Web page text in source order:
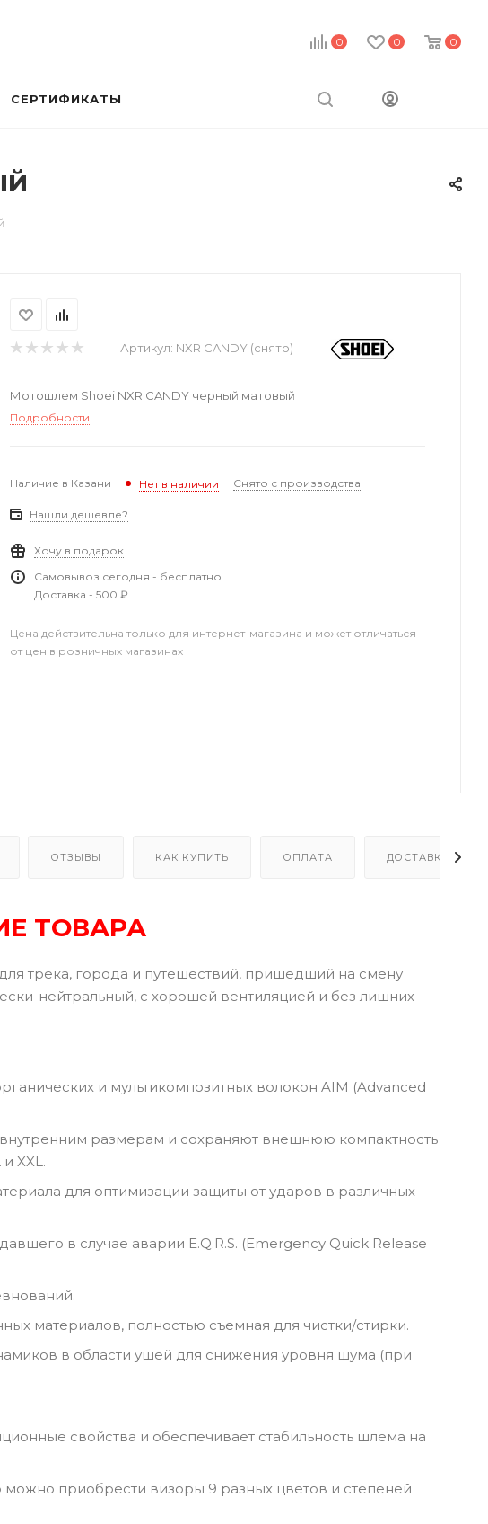
0 0 0
СЕРТИФИКАТЫ
Артикул: NXR CANDY (снято)
Мотошлем Shoei NXR CANDY черный матовый
Подробности
Наличие в Казани Нет в наличии Снято с производства
Нашли дешевле?
Хочу в подарок
Самовывоз сегодня - бесплатно
Доставка - 500 ₽
Цена действительна только для интернет-магазина и может отличаться
от цен в розничных магазинах
ОТЗЫВЫ КАК КУПИТЬ ОПЛАТА ДОСТАВКА
ТОВАРА
трека, города и путешествий, пришедший на смену
нейтральный, с хорошей вентиляцией и без лишних
и мультикомпозитных волокон AIM (Advanced
размерам и сохраняют внешнюю компактность
XXL.
для оптимизации защиты от ударов в различных
в случае аварии E.Q.R.S. (Emergency Quick Release
материалов, полностью съемная для чистки/стирки.
в области ушей для снижения уровня шума (при
свойства и обеспечивает стабильность шлема на
приобрести визоры 9 разных цветов и степеней